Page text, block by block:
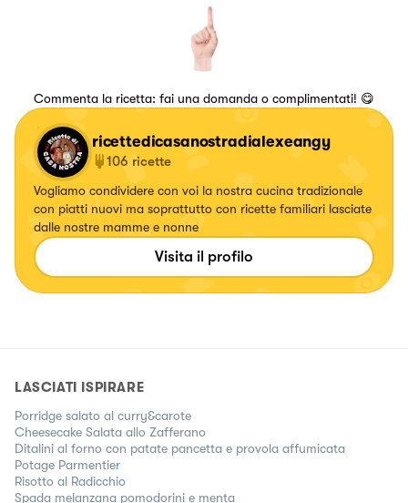
Commenta la ricetta: fai una domanda o complimentati! 😋
ricettedicasanostradialexeangy
106 ricette
Vogliamo condividere con voi la nostra cucina tradizionale
con piatti nuovi ma soprattutto con ricette familiari lasciate
dalle nostre mamme e nonne
Visita il profilo
LASCIATI ISPIRARE
Porridge salato al curry&carote
Cheesecake Salata allo Zafferano
Ditalini al forno con patate pancetta e provola affumicata
Potage Parmentier
Risotto al Radicchio
Spada melanzana pomodorini e menta